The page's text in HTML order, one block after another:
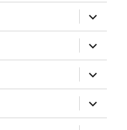
anzeigen
anzeigen
anzeigen
anzeigen